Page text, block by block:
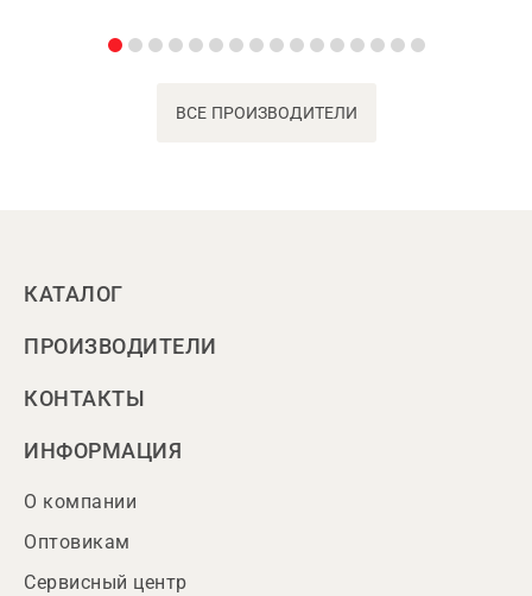
ВСЕ ПРОИЗВОДИТЕЛИ
КАТАЛОГ
ПРОИЗВОДИТЕЛИ
КОНТАКТЫ
ИНФОРМАЦИЯ
О компании
Оптовикам
Сервисный центр